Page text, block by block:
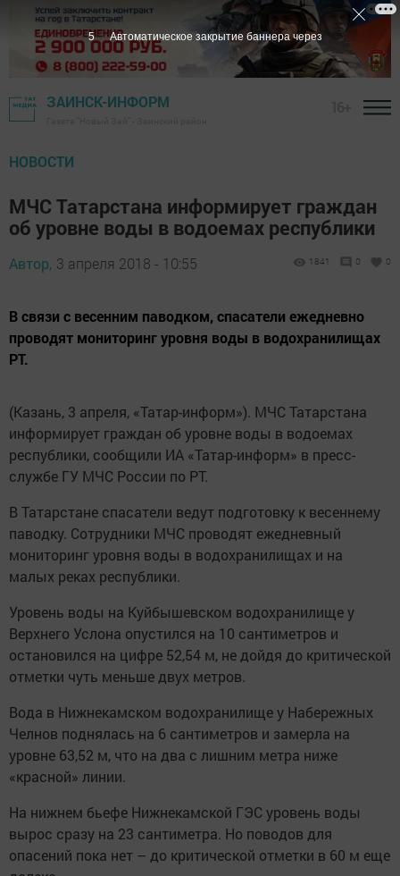
ЗАИНСК-ИНФОРМ
НОВОСТИ
МЧС Татарстана информирует граждан
об уровне воды в водоемах республики
Автор, 3 апреля 2018 - 10:55 1841 0 0
В связи с весенним паводком, спасатели ежедневно
проводят мониторинг уровня воды в водохранилищах
РТ.
(Казань, 3 апреля, «Татар-информ»). МЧС Татарстана
информирует граждан об уровне воды в водоемах
республики, сообщили ИА «Татар-информ» в пресс-
службе ГУ МЧС России по РТ.
В Татарстане спасатели ведут подготовку к весеннему
паводку. Сотрудники МЧС проводят ежедневный
мониторинг уровня воды в водохранилищах и на
малых реках республики.
Уровень воды на Куйбышевском водохранилище у
Верхнего Услона опустился на 10 сантиметров и
остановился на цифре 52,54 м, не дойдя до критической
отметки чуть меньше двух метров.
Вода в Нижнекамском водохранилище у Набережных
Челнов поднялась на 6 сантиметров и замерла на
уровне 63,52 м, что на два с лишним метра ниже
«красной» линии.
На нижнем бьефе Нижнекамской ГЭС уровень воды
вырос сразу на 23 сантиметра. Но поводов для
опасений пока нет – до критической отметки в 60 м еще
4 Автоматическое закрытие баннера через